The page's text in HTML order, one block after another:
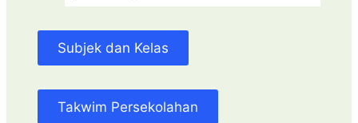
Subjek dan Kelas
Takwim Persekolahan